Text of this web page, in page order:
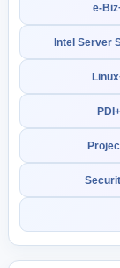
e-
Intel Server
PDI+